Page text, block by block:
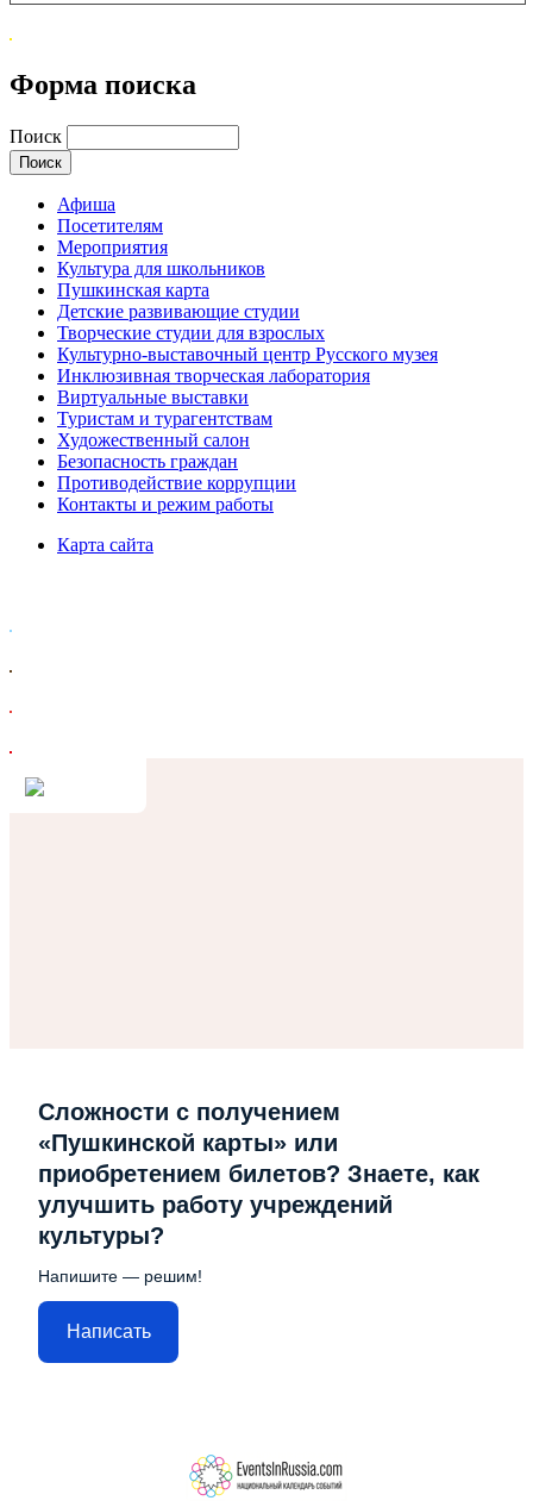
Форма поиска
Поиск
Афиша
Посетителям
Мероприятия
Культура для школьников
Пушкинская карта
Детские развивающие студии
Творческие студии для взрослых
Культурно-выставочный центр Русского музея
Инклюзивная творческая лаборатория
Виртуальные выставки
Туристам и турагентствам
Художественный салон
Безопасность граждан
Противодействие коррупции
Контакты и режим работы
Карта сайта
Сложности с получением
«Пушкинской карты» или
приобретением билетов? Знаете, как
улучшить работу учреждений
культуры?
Напишите — решим!
Написать